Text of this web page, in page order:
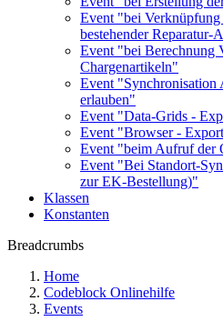
Event "bei
bestehender Reparatur-
Event "bei Berechnung
Chargenartikeln"
Event "Synchronisation
erlauben"
Event "Data-Grids -
Event "Browser -
Event "beim Aufruf der
Event "Bei Standort-
zur EK-Bestellung)"
Klassen
Konstanten
Breadcrumbs
Home
Codeblock Onlinehilfe
Events